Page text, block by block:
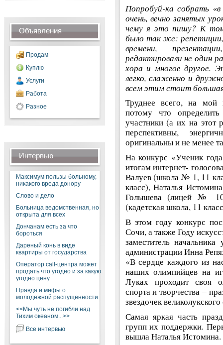
Объявления
Продам
Куплю
Услуги
Работа
Разное
Интервью
Максимум пользы больному,
никакого вреда донору
Слово и дело
Больница ведомственная, но
открыта для всех
Дончанам есть за что
бороться
Дареный конь в виде
квартиры от государства
Оператор call-центра может
продать что угодно и за какую
угодно цену
Правда и мифы о
молодежной распущенности
<<Мы чуть не погибли над
Тихим океаном...>>
Все интервью
Попробуй-ка собрать
очень, вечно занятых
чему я это пишу? К
было так же:
времени,
редактировали не один
хора и многое другое.
легко, слаженно и
всем этим стоит
Труднее всего, на мой
потому что
участники (а их на этот
перспективны,
оригинальны и не менее
На конкурс «Ученик
итогам интернет-
Валуев (школа № 1, 11
класс), Наталья
Голышева (лицей №
(кадетская школа, 11
В этом году конкурс
Сочи, а также Году
заместитель
администрации Инна
«В сердце каждого из
наших олимпийцев на
Луках проходит своя
спорта и творчества –
звездочек
Самая яркая часть
групп их поддержки.
вышла Наталья Истомина.